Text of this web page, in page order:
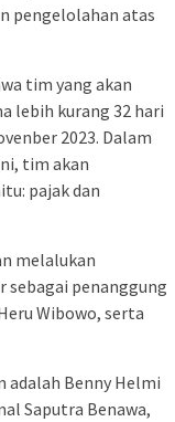
pengelolahan atas
tim yang akan
lebih kurang 32 hari
2023. Dalam
tim akan
pajak dan
melalukan
sebagai penanggung
Wibowo, serta
adalah Benny Helmi
Saputra Benawa,